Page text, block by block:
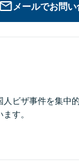
メールでお問
人ビザ事件を集中
す。